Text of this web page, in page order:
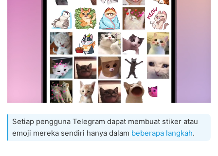
Setiap pengguna Telegram dapat membuat stiker atau
emoji mereka sendiri hanya dalam beberapa langkah.